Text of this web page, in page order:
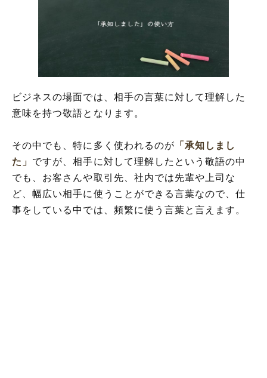
ビジネスの場面では、相手の言葉に対して理解した
意味を持つ敬語となります。
その中でも、特に多く使われるのが 「承知しまし
た」 ですが、相手に対して理解したという敬語の中
でも、お客さんや取引先、社内では先輩や上司な
ど、幅広い相手に使うことができる言葉なので、仕
事をしている中では、頻繁に使う言葉と言えます。